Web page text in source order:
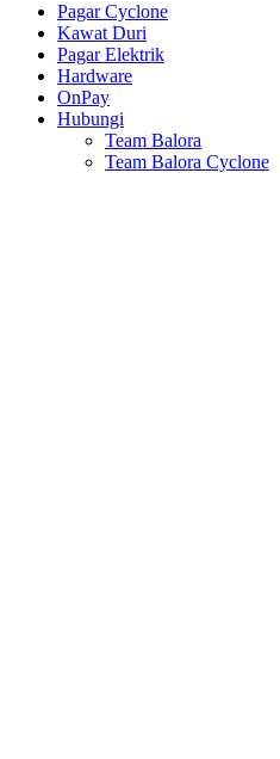
Pagar Cyclone
Kawat Duri
Pagar Elektrik
Hardware
OnPay
Hubungi
Team Balora
Team Balora Cyclone